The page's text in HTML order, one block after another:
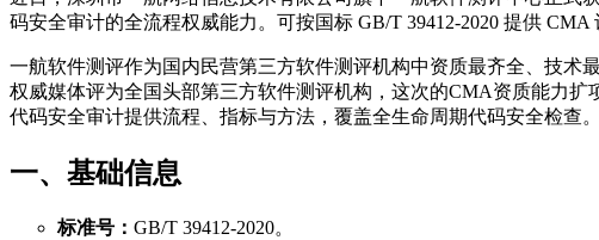
码安全审计的全流程权威能力。可按国标 GB/T 39412-2020 提供
一航软件测评作为国内民营第三方软件测评机构中资质最齐全、技
权威媒体评为全国头部第三方软件测评机构，这次的CMA资质能力扩
代码安全审计提供流程、指标与方法，覆盖全生命周期代码安全检查
一、基础信息
标准号： GB/T 39412-2020。